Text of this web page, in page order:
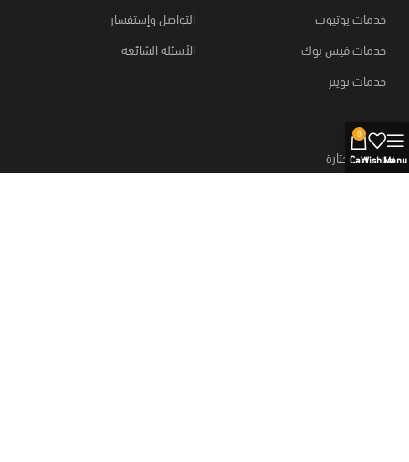
خدمات يوتيوب
خدمات فيس بوك
خدمات تويتر
التواصل وإستفسار
الأسئلة الشائعة
روابط مختارةMenu
Wishlist
0
Cart